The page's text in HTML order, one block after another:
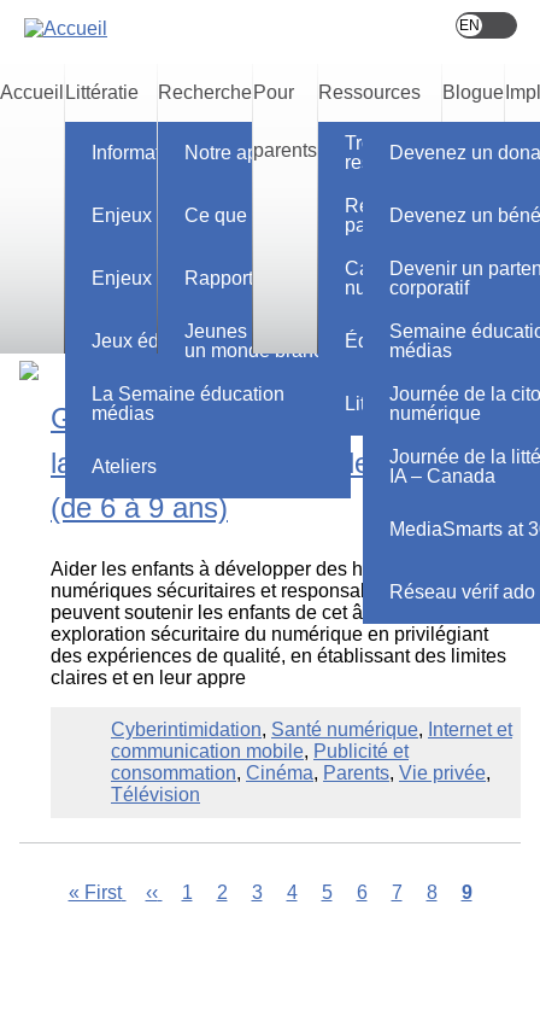
Accueil Littératie
numérique
éducation
aux
Informations générales
Enjeux des médias
Enjeux numériques
Jeux éducatifs
La Semaine éducation
médias
Ateliers
Recherche
évaluation
Notre approche
Ce que nous faisons
Rapports de recherche
Jeunes Canadiens dans
un monde branché
Pour
parents
Ressources
pédagogiques
Trouvez des leçons et
ressources
Résultats
par province et
Cadre de littératie
numérique
Éducation médias 101
Littératie numérique
Blogue
Devenez un
Devenez un
Devenir un
corporatif
Semaine
médias
Journée de la
numérique
Journée de la
IA – Canada
MediaSmarts at
Réseau vérif ado
Parcourez les ressources
Gérer l’utilisation des médias durant
la phase intermédiaire de l’enfance
(de 6 à 9 ans)
Aider les enfants à développer des habitudes
numériques sécuritaires et responsablesLes parents
peuvent soutenir les enfants de cet âge dans une
exploration sécuritaire du numérique en privilégiant
des expériences de qualité, en établissant des limites
claires et en leur appre
Cyberintimidation, Santé numérique, Internet et
communication mobile, Publicité et
consommation, Cinéma, Parents, Vie privée,
Télévision
First
« First
Previous
‹‹ Page
1 Page
2 Page
3 Page
4 Page
5 Page
6 Page
7 Page
8
Current
9